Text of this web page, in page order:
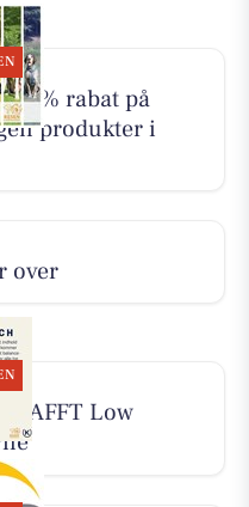
10% rabat på
produkter i
over
Low